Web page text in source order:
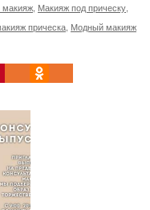
макияж Макияж под прическу
прическа Модный макияж